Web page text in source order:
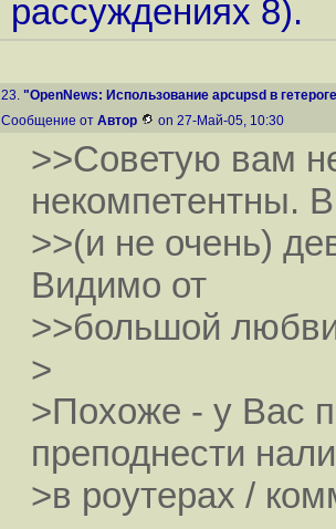
рассуждениях 8).
23. "OpenNews: Использование apcupsd в
Сообщение от Автор on 27-Май-05, 10:30
>>Советую вам
некомпетентны.
>>(и не очень)
Видимо от
>>большой
>
>Похоже - у Вас
преподнести
>в роутерах /